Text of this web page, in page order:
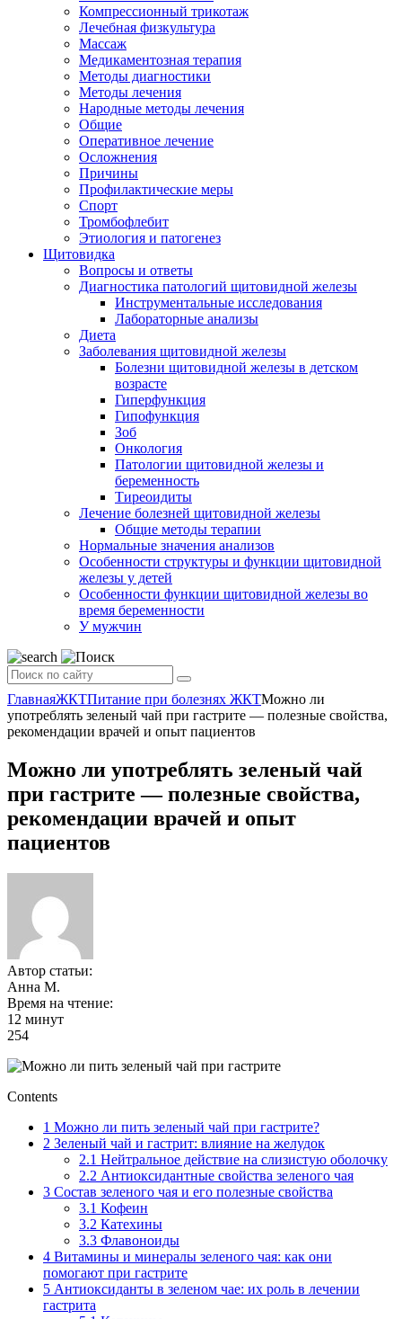
Компрессионный трикотаж
Лечебная физкультура
Массаж
Медикаментозная терапия
Методы диагностики
Методы лечения
Народные методы лечения
Общие
Оперативное лечение
Осложнения
Причины
Профилактические меры
Спорт
Тромбофлебит
Этиология и патогенез
Щитовидка
Вопросы и ответы
Диагностика патологий щитовидной железы
Инструментальные исследования
Лабораторные анализы
Диета
Заболевания щитовидной железы
Болезни щитовидной железы в детском
возрасте
Гиперфункция
Гипофункция
Зоб
Онкология
Патологии щитовидной железы и
беременность
Тиреоидиты
Лечение болезней щитовидной железы
Общие методы терапии
Нормальные значения анализов
Особенности структуры и функции щитовидной
железы у детей
Особенности функции щитовидной железы во
время беременности
У мужчин
ГлавнаяЖКТПитание при болезнях ЖКТМожно ли
употреблять зеленый чай при гастрите — полезные свойства,
рекомендации врачей и опыт пациентов
Можно ли употреблять зеленый чай
при гастрите — полезные свойства,
рекомендации врачей и опыт
пациентов
Автор статьи:
Анна М.
Время на чтение:
12 минут
254
Contents
1 Можно ли пить зеленый чай при гастрите?
2 Зеленый чай и гастрит: влияние на желудок
2.1 Нейтральное действие на слизистую оболочку
2.2 Антиоксидантные свойства зеленого чая
3 Состав зеленого чая и его полезные свойства
3.1 Кофеин
3.2 Катехины
3.3 Флавоноиды
4 Витамины и минералы зеленого чая: как они
помогают при гастрите
5 Антиоксиданты в зеленом чае: их роль в лечении
гастрита